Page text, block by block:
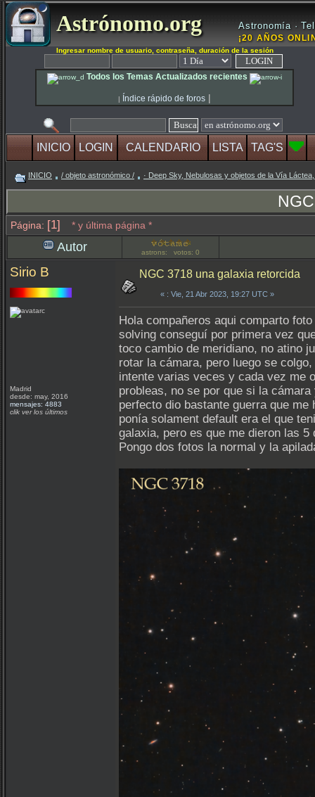
Astrónomo.org Astronomía ·
¡20 AÑOS
Ingresar nombre de usuario, contraseña, duración de la sesión
Todos los Temas Actualizados recientes
| Índice rápido de foros |
INICIO LOGIN CALENDARIO LISTA TAG'S
INICIO / objeto astronómico / · Deep Sky, Nebulosas y objetos de la Vía
Página: [1] * y última página *
Autor astrons: votos: 0
Sirio B
Madrid
desde: may, 2016
mensajes: 4883
clik ver los últimos
NGC 3718 una galaxia retorcida
« : Vie, 21 Abr 2023, 19:27 UTC »
Hola compañeros aqui comparto
solving conseguí por primera vez
toco cambio de meridiano, no atino
rotar la cámara, pero luego se
intente varias veces y cada vez me
probleas, no se por que si la
perfecto dio bastante guerra que
ponía solament default era el que
galaxia, pero es que me dieron las
Pongo dos fotos la normal y la